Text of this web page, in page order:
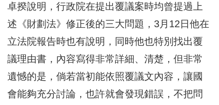
卓揆說明，行政院在提出覆議案時均曾提過上
述《財劃法》修正後的三大問題，3月12日他在
立法院報告時也有說明，同時他也特別找出覆
議理由書，內容寫得非常詳細、清楚，但非常
遺憾的是，倘若當初能依照覆議文內容，讓國
會能夠充分討論，也許就會發現錯誤，不把問